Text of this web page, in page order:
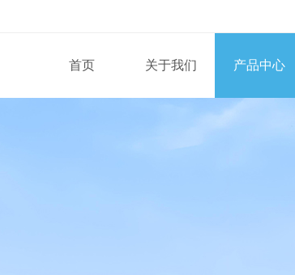
首页 关于我们 产品中心